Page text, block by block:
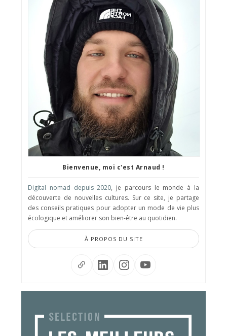
Bienvenue, moi c'est Arnaud !
Digital nomad depuis 2020, je parcours le monde à la
découverte de nouvelles cultures. Sur ce site, je partage
des conseils pratiques pour adopter un mode de vie plus
écologique et améliorer son bien-être au quotidien.
À PROPOS DU SITE